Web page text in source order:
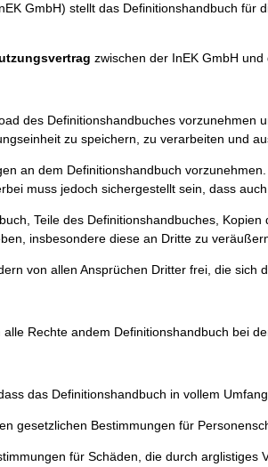
GmbH) stellt das Definitionshandbuch
zwischen der InEK GmbH
des Definitionshandbuches
zu speichern, zu verarbeiten und
an dem Definitionshandbuch
muss jedoch sichergestellt sein, dass
Teile des Definitionshandbuches,
insbesondere diese an Dritte zu
von allen Ansprüchen Dritter frei, die
Rechte andem Definitionshandbuch bei
das Definitionshandbuch in vollem
gesetzlichen Bestimmungen für
für Schäden, die durch